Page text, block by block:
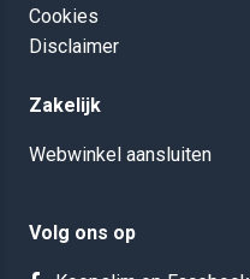
Cookies
Disclaimer
Zakelijk
Webwinkel aansluiten
Volg ons op